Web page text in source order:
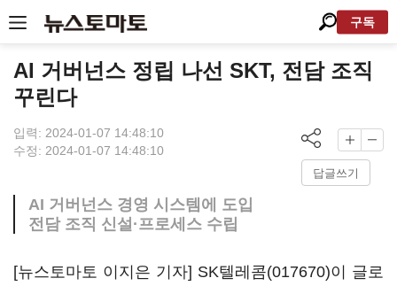
구독
AI 거버넌스 정립 나선 SKT, 전담 조직
꾸린다
입력: 2024-01-07 14:48:10
수정: 2024-01-07 14:48:10
답글쓰기
AI 거버넌스 경영 시스템에 도입
전담 조직 신설·프로세스 수립
[뉴스토마토 이지은 기자] SK텔레콤(017670)이 글로